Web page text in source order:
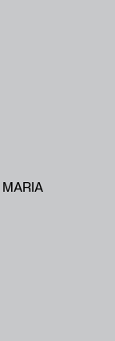
MARIA